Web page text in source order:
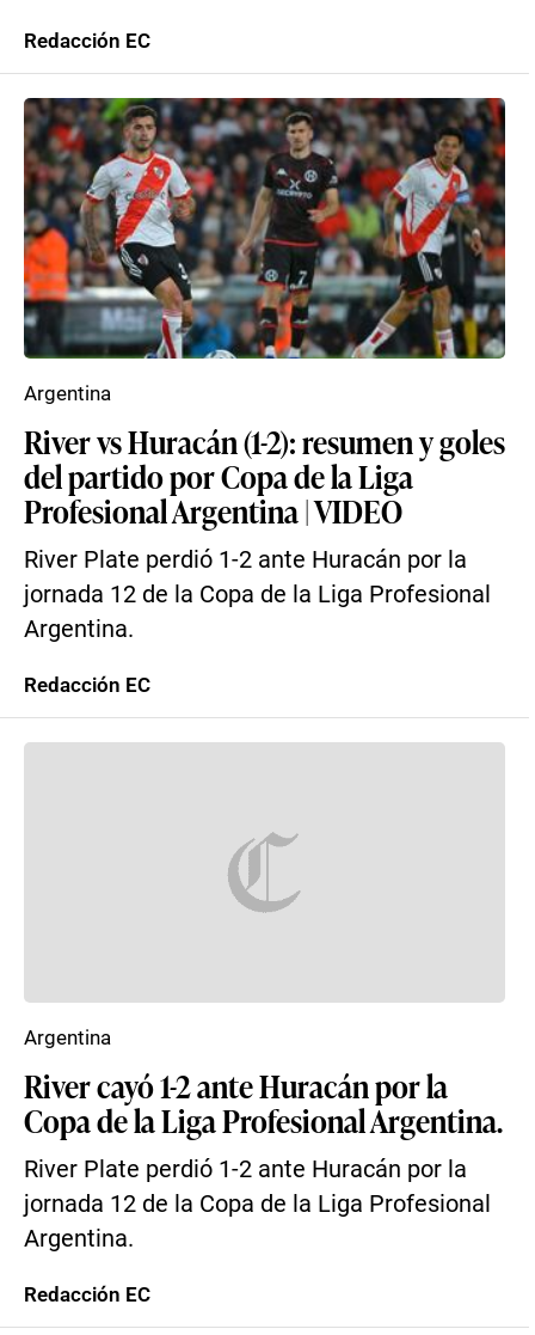
Redacción EC
River vs Huracán (1-2): resumen y goles
del partido por Copa de la Liga
Profesional Argentina | VIDEO
River Plate perdió 1-2 ante Huracán por la
jornada 12 de la Copa de la Liga Profesional
Argentina.
Argentina
Redacción EC
River cayó 1-2 ante Huracán por la
Copa de la Liga Profesional Argentina.
River Plate perdió 1-2 ante Huracán por la
jornada 12 de la Copa de la Liga Profesional
Argentina.
Argentina
Redacción EC